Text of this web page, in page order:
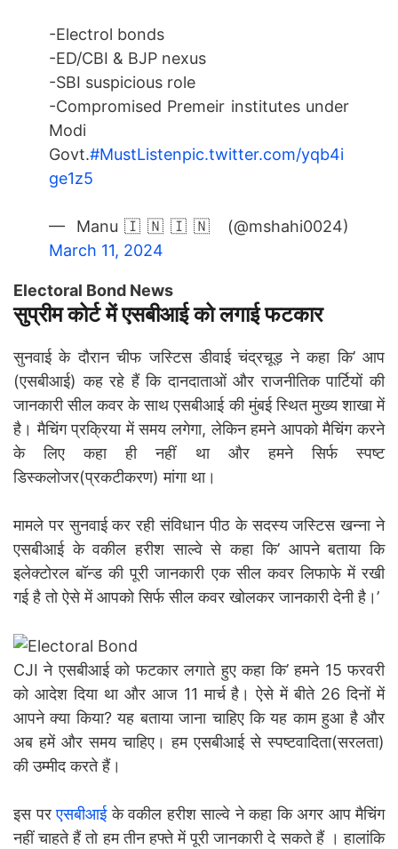
-Electrol bonds
-ED/CBI & BJP nexus
-SBI suspicious role
-Compromised Premeir institutes under
Modi
Govt.#MustListenpic.twitter.com/yqb4i
ge1z5
— Manu🇮🇳🇮🇳 (@mshahi0024)
March 11, 2024
Electoral Bond News
सुप्रीम कोर्ट में एसबीआई को लगाई फटकार
सुनवाई के दौरान चीफ जस्टिस डीवाई चंद्रचूड़ ने कहा कि’ आप
(एसबीआई) कह रहे हैं कि दानदाताओं और राजनीतिक पार्टियों की
जानकारी सील कवर के साथ एसबीआई की मुंबई स्थित मुख्य शाखा में
है। मैचिंग प्रक्रिया में समय लगेगा, लेकिन हमने आपको मैचिंग करने
के लिए कहा ही नहीं था और हमने सिर्फ स्पष्ट
डिस्कलोजर(प्रकटीकरण) मांगा था।
मामले पर सुनवाई कर रही संविधान पीठ के सदस्य जस्टिस खन्ना ने
एसबीआई के वकील हरीश साल्वे से कहा कि’ आपने बताया कि
इलेक्टोरल बॉन्ड की पूरी जानकारी एक सील कवर लिफाफे में रखी
गई है तो ऐसे में आपको सिर्फ सील कवर खोलकर जानकारी देनी है।’
CJI ने एसबीआई को फटकार लगाते हुए कहा कि’ हमने 15 फरवरी
को आदेश दिया था और आज 11 मार्च है। ऐसे में बीते 26 दिनों में
आपने क्या किया? यह बताया जाना चाहिए कि यह काम हुआ है और
अब हमें और समय चाहिए। हम एसबीआई से स्पष्टवादिता(सरलता)
की उम्मीद करते हैं।
इस परएसबीआईके वकील हरीश साल्वे ने कहा कि अगर आप मैचिंग
नहीं चाहते हैं तो हम तीन हफ्ते में पूरी जानकारी दे सकते हैं । हालांकि